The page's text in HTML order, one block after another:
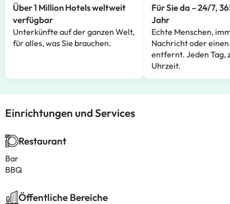
Über 1 Million Hotels weltweit
verfügbar
Unterkünfte auf der ganzen Welt,
für alles, was Sie brauchen.
Für Sie da – 24/7,
Jahr
Echte Menschen,
Nachricht oder
entfernt. Jeden Tag,
Uhrzeit.
Einrichtungen und Services
Restaurant
Bar
BBQ
Öffentliche Bereiche